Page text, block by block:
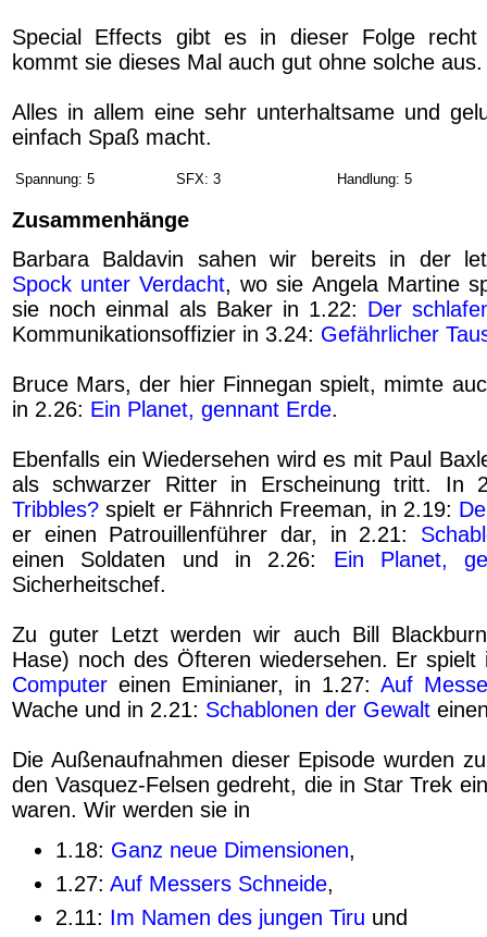
Special Effects gibt es in dieser Folge recht
kommt sie dieses Mal auch gut ohne solche aus.
Alles in allem eine sehr unterhaltsame und
einfach Spaß macht.
Spannung: 5 SFX: 3 Handlung: 5
Zusammenhänge
Barbara Baldavin sahen wir bereits in der
Spock unter Verdacht, wo sie Angela Martine
sie noch einmal als Baker in 1.22: Der
Kommunikationsoffizier in 3.24: Gefährlicher
Bruce Mars, der hier Finnegan spielt, mimte
in 2.26: Ein Planet, gennant Erde.
Ebenfalls ein Wiedersehen wird es mit Paul
als schwarzer Ritter in Erscheinung tritt. In
Tribbles? spielt er Fähnrich Freeman, in 2.19:
er einen Patrouillenführer dar, in 2.21:
einen Soldaten und in 2.26: Ein Planet,
Sicherheitschef.
Zu guter Letzt werden wir auch Bill
Hase) noch des Öfteren wiedersehen. Er
Computer einen Eminianer, in 1.27: Auf
Wache und in 2.21: Schablonen der Gewalt
Die Außenaufnahmen dieser Episode wurden
den Vasquez-Felsen gedreht, die in Star Trek
waren. Wir werden sie in
1.18: Ganz neue Dimensionen,
1.27: Auf Messers Schneide,
2.11: Im Namen des jungen Tiru und